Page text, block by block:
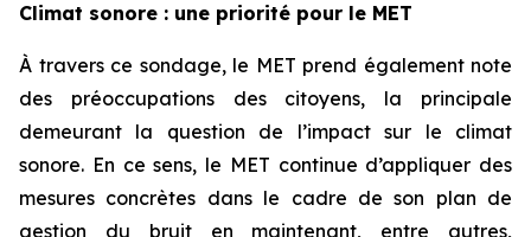
Climat sonore : une priorité pour le MET
À travers ce sondage, le MET prend également note
des préoccupations des citoyens, la principale
demeurant la question de l’impact sur le climat
sonore. En ce sens, le MET continue d’appliquer des
mesures concrètes dans le cadre de son plan de
gestion du bruit en maintenant, entre autres,